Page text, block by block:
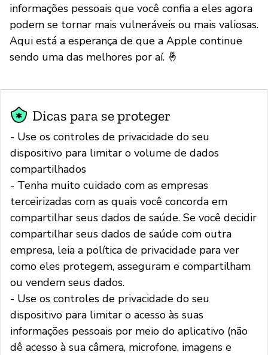
informações pessoais que você confia a eles agora
podem se tornar mais vulneráveis ou mais valiosas.
Aqui está a esperança de que a Apple continue
sendo uma das melhores por aí. 🤞
Dicas para se proteger
- Use os controles de privacidade do seu
dispositivo para limitar o volume de dados
compartilhados
- Tenha muito cuidado com as empresas
terceirizadas com as quais você concorda em
compartilhar seus dados de saúde. Se você decidir
compartilhar seus dados de saúde com outra
empresa, leia a política de privacidade para ver
como eles protegem, asseguram e compartilham
ou vendem seus dados.
- Use os controles de privacidade do seu
dispositivo para limitar o acesso às suas
informações pessoais por meio do aplicativo (não
dê acesso à sua câmera, microfone, imagens e